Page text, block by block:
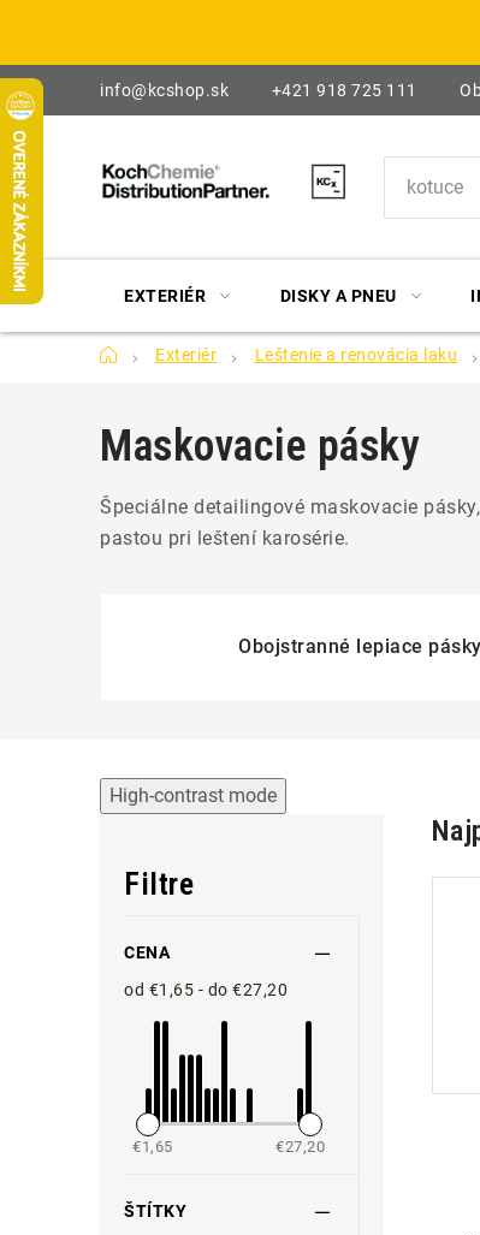
obsah
info@kcshop.sk +421 918 725 111
EXTERIÉR DISKY A PNEU
DomovExteriér Leštenie a renovácia laku
Maskovacie pásky
Špeciálne detailingové maskovacie
pastou pri leštení karosérie.
Obojstranné lepiace pásky
High-contrast mode
Filtre
CENA
od €1,65 - do €27,20
€1,65 €27,20
ŠTÍTKY